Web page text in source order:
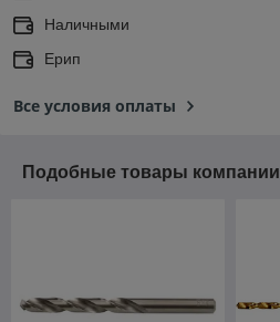
Наличными
Ерип
Все условия оплаты
Подобные товары компании